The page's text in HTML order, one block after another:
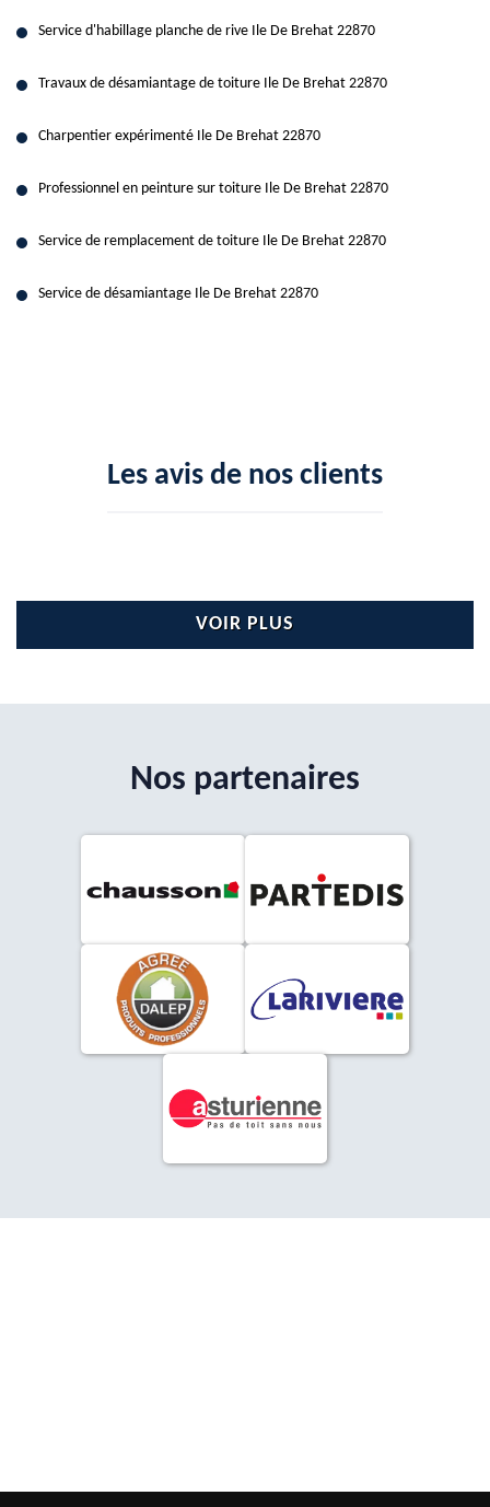
Service d'habillage planche de rive Ile De Brehat 22870
Travaux de désamiantage de toiture Ile De Brehat 22870
Charpentier expérimenté Ile De Brehat 22870
Professionnel en peinture sur toiture Ile De Brehat 22870
Service de remplacement de toiture Ile De Brehat 22870
Service de désamiantage Ile De Brehat 22870
Les avis de nos clients
VOIR PLUS
Nos partenaires